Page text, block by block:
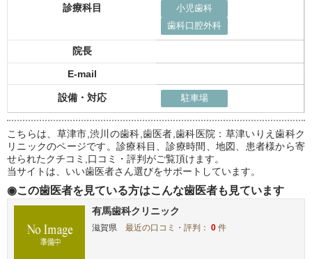
診療科目
小児歯科
歯科口腔外科
院長
E-mail
設備・対応 駐車場
こちらは、草津市,渋川の歯科,歯医者,歯科医院：草津いりえ歯科ク
リニックのページです。診療科目、診療時間、地図、患者様から寄
せられたクチコミ,口コミ・評判がご覧頂けます。
当サイトは、いい歯医者さん選びをサポートしています。
◉この歯医者を見ている方はこんな歯医者も見ています
有馬歯科クリニック
滋賀県 最近の口コミ・評判：0 件